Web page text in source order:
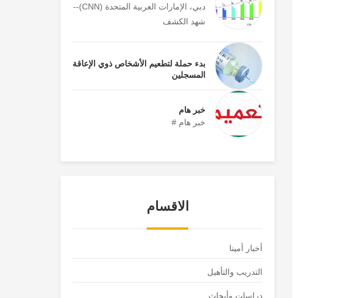
دبي، الإمارات العربية المتحدة (CNN)--
شهد الكشف
بدء حملة لتطعيم الأشخاص ذوي الإعاقة
المسجلين
خبر هام
خبر هام #
الاقسام
أخبار أمينا
التدريب والتأهيل
دراسات وأبحاث